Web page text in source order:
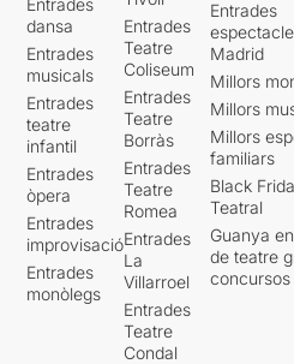
Entrades
dansa
Entrades
musicals
Entrades
teatre
infantil
Entrades
òpera
Entrades
improvisació
Entrades
monòlegs
Entrades
Teatre
Coliseum
Entrades
Teatre
Borràs
Entrades
Teatre
Romea
Entrades
La
Villarroel
Entrades
Teatre
Condal
Entrades
Madrid
Millors
Millors
Millors
familiars
Black
Teatral
Guanya
de teatre
concursos